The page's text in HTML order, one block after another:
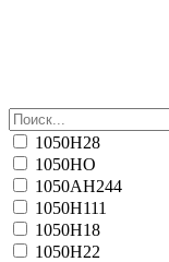
1050H28
1050HO
1050АН244
1050Н111
1050Н18
1050Н22